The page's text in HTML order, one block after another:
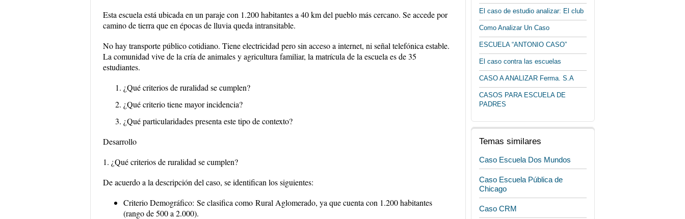
Esta escuela está ubicada en un paraje con 1.200 habitantes a 40 km del pueblo más cercano. Se accede por
camino de tierra que en épocas de lluvia queda intransitable.
No hay transporte público cotidiano. Tiene electricidad pero sin acceso a internet, ni señal telefónica estable.
La comunidad vive de la cría de animales y agricultura familiar, la matrícula de la escuela es de 35
estudiantes.
¿Qué criterios de ruralidad se cumplen?
¿Qué criterio tiene mayor incidencia?
¿Qué particularidades presenta este tipo de contexto?
Desarrollo
1. ¿Qué criterios de ruralidad se cumplen?
De acuerdo a la descripción del caso, se identifican los siguientes:
Criterio Demográfico: Se clasifica como Rural Aglomerado, ya que cuenta con 1.200 habitantes
(rango de 500 a 2.000).
El caso de estudio analizar: El club
Como Analizar Un Caso
ESCUELA “ANTONIO CASO”
El caso contra las escuelas
CASO A ANALIZAR Ferma. S.A
CASOS PARA ESCUELA DE
PADRES
Temas similares
Caso Escuela Dos Mundos
Caso Escuela Pública de
Chicago
Caso CRM